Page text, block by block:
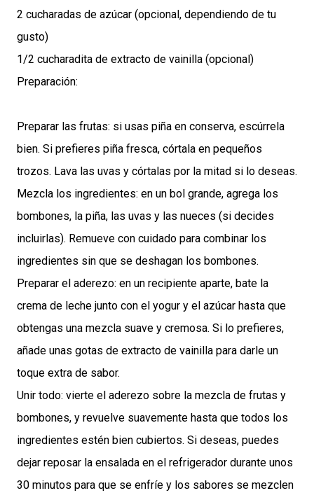
2 cucharadas de azúcar (opcional, dependiendo de tu
gusto)
1/2 cucharadita de extracto de vainilla (opcional)
Preparación:
Preparar las frutas: si usas piña en conserva, escúrrela
bien. Si prefieres piña fresca, córtala en pequeños
trozos. Lava las uvas y córtalas por la mitad si lo deseas.
Mezcla los ingredientes: en un bol grande, agrega los
bombones, la piña, las uvas y las nueces (si decides
incluirlas). Remueve con cuidado para combinar los
ingredientes sin que se deshagan los bombones.
Preparar el aderezo: en un recipiente aparte, bate la
crema de leche junto con el yogur y el azúcar hasta que
obtengas una mezcla suave y cremosa. Si lo prefieres,
añade unas gotas de extracto de vainilla para darle un
toque extra de sabor.
Unir todo: vierte el aderezo sobre la mezcla de frutas y
bombones, y revuelve suavemente hasta que todos los
ingredientes estén bien cubiertos. Si deseas, puedes
dejar reposar la ensalada en el refrigerador durante unos
30 minutos para que se enfríe y los sabores se mezclen